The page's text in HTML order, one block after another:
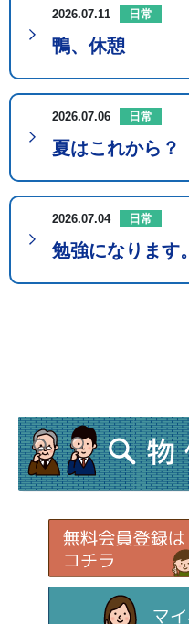
2026.07.11 日常
鴨、休憩
2026.07.06 日常
夏はこれから？
2026.07.04 日常
勉強になります。